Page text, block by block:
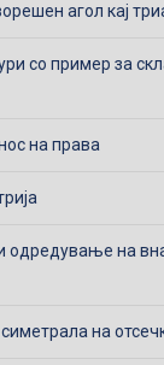
агол кај
со пример за
на права
одредување на
на